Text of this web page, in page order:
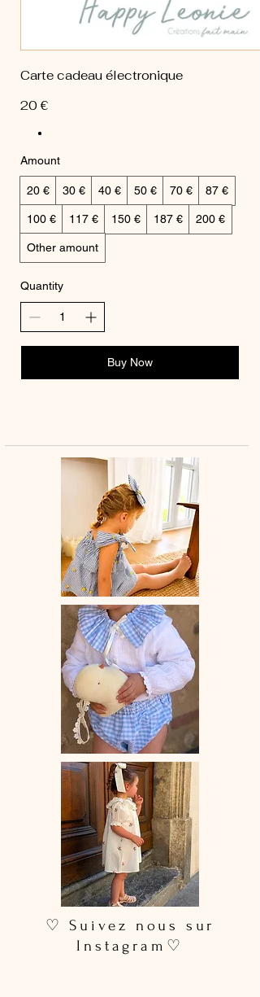
Carte cadeau électronique
20 €
Amount
20 € 30 € 40 € 50 € 70 € 87 €
100 € 117 € 150 € 187 € 200 €
Other amount
Quantity
Buy Now
♡ Suivez nous sur
Instagram♡